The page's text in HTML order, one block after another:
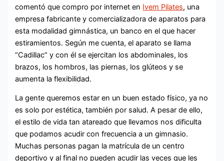
comentó que compro por internet en Ivem Pilates, una
empresa fabricante y comercializadora de aparatos para
esta modalidad gimnástica, un banco en el que hacer
estiramientos. Según me cuenta, el aparato se llama
“Cadillac” y con él se ejercitan los abdominales, los
brazos, los hombros, las piernas, los glúteos y se
aumenta la flexibilidad.
La gente queremos estar en un buen estado físico, ya no
es solo por estética, también por salud. A pesar de ello,
el estilo de vida tan atareado que llevamos nos dificulta
que podamos acudir con frecuencia a un gimnasio.
Muchas personas pagan la matrícula de un centro
deportivo y al final no pueden acudir las veces que les